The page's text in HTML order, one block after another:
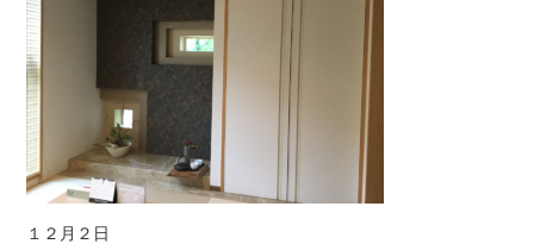
１２月２日